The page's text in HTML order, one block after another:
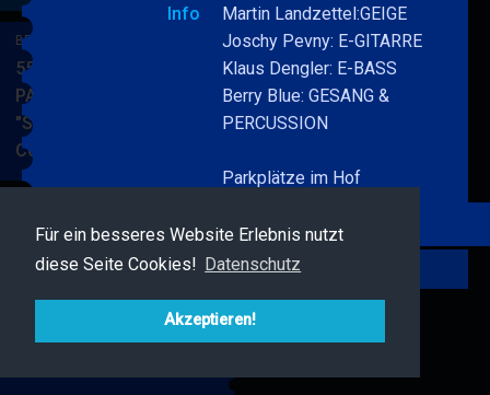
Für ein besseres Website Erlebnis nutzt
diese Seite Cookies! Datenschutz
Akzeptieren!
BLUE
BAND
BERRY BLUE & BAND
55. JAZZ Matinee in den
PARKSIDE STUDIOS
"Songs von Nat King
Cole"
BAND
BERRY BLUE & FRIENDS
Live Jazz im MAMPF
&
Info
Martin Landzettel:GEIGE
Joschy Pevny: E-GITARRE
Klaus Dengler: E-BASS
Berry Blue: GESANG &
PERCUSSION
Parkplätze im Hof
Zurück